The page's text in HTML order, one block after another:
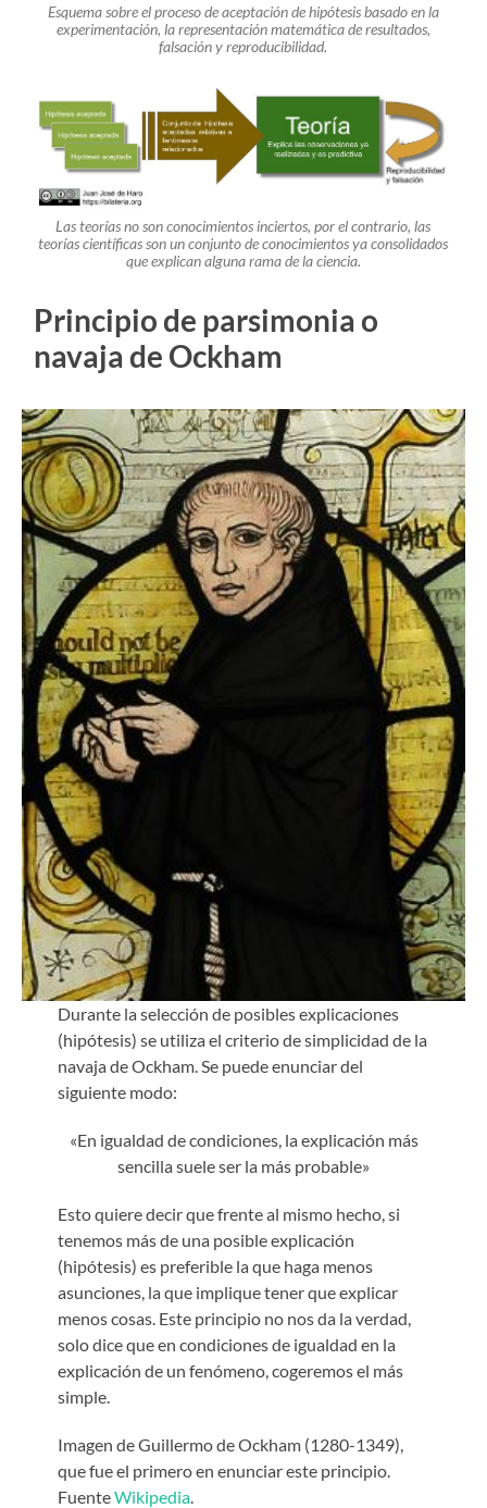
Esquema sobre el proceso de aceptación de hipótesis basado en la
experimentación, la representación matemática de resultados,
falsación y reproducibilidad.
Las teorías no son conocimientos inciertos, por el contrario, las
teorías científicas son un conjunto de conocimientos ya consolidados
que explican alguna rama de la ciencia.
Principio de parsimonia o
navaja de Ockham
Durante la selección de posibles explicaciones
(hipótesis) se utiliza el criterio de simplicidad de la
navaja de Ockham. Se puede enunciar del
siguiente modo:
«En igualdad de condiciones, la explicación más
sencilla suele ser la más probable»
Esto quiere decir que frente al mismo hecho, si
tenemos más de una posible explicación
(hipótesis) es preferible la que haga menos
asunciones, la que implique tener que explicar
menos cosas. Este principio no nos da la verdad,
solo dice que en condiciones de igualdad en la
explicación de un fenómeno, cogeremos el más
simple.
Imagen de Guillermo de Ockham (1280-1349),
que fue el primero en enunciar este principio.
FuenteWikipedia.